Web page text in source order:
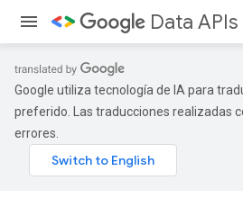
Data APIs
Google utiliza tecnología de IA para
preferido. Las traducciones realizadas
errores.